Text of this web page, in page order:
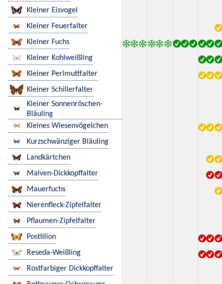
Kleiner Eisvogel
Kleiner Feuerfalter
Kleiner Fuchs
Kleiner Kohlweißling
Kleiner Perlmuttfalter
Kleiner Schillerfalter
Kleiner Sonnenröschen-
Bläuling
Kleines Wiesenvögelchen
Kurzschwänziger Bläuling
Landkärtchen
Malven-Dickkopffalter
Mauerfuchs
Nierenfleck-Zipfelfalter
Pflaumen-Zipfelfalter
Postillion
Reseda-Weißling
Rostfarbiger Dickkopffalter